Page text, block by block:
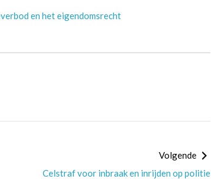
en het eigendomsrecht
Volgende
Celstraf voor inbraak en inrijden op politie